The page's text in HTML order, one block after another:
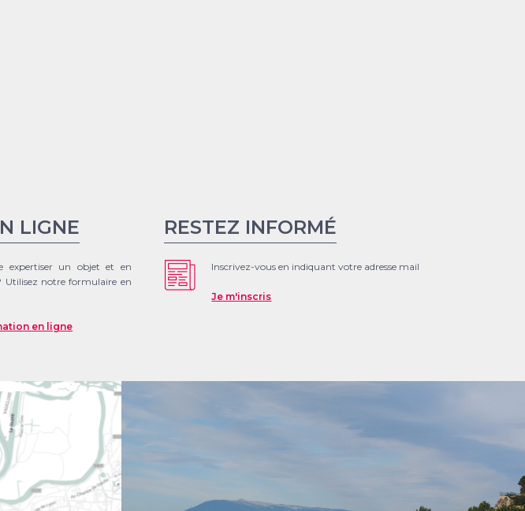
LIGNE
expertiser un objet et en
Utilisez notre formulaire en
en ligne
RESTEZ INFORMÉ
Inscrivez-vous en indiquant votre adresse mail
Je m'inscris